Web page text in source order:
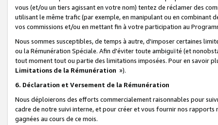
vous (et/ou un tiers agissant en votre nom) tentez de réclamer des
utilisant le même trafic (par exemple, en manipulant ou en combinant
vos commissions et/ou en mettant fin à votre participation au
Nous sommes susceptibles, de temps à autre, d'imposer certaines
ou la Rémunération Spéciale. Afin d'éviter toute ambiguïté (et
tout moment tout ou partie des limitations imposées. Pour en savoir
Limitations de la Rémunération »).
6. Déclaration et Versement de la Rémunération
Nous déploierons des efforts commercialement raisonnables pour
cadre de notre suivi interne, et pour créer et vous fournir nos
gagnées au cours de ce mois.